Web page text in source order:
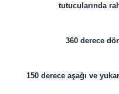
tutucularında
360 derece
150 derece aşağı ve